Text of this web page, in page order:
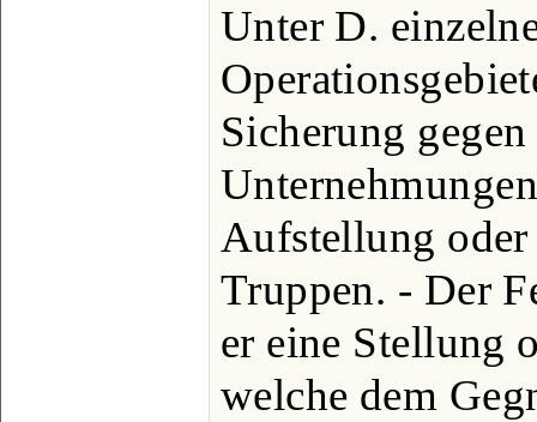
Unter D.
Sicherung
Aufstellung
Truppen. - Der
er eine Stellung
welche dem